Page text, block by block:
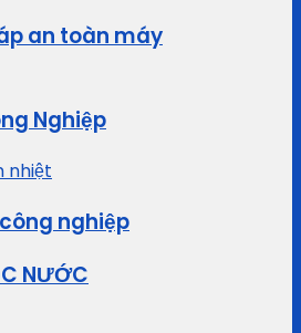
an toàn máy
Nghiệp
nhiệt
nghiệp
NƯỚC